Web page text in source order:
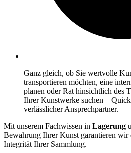
Ganz gleich, ob Sie wertvolle
transportieren möchten, eine
planen oder Rat hinsichtlich des
Ihrer Kunstwerke suchen –
verlässlicher Ansprechpartner.
Mit unserem Fachwissen in Lagerung
Bewahrung Ihrer Kunst garantieren wir
Integrität Ihrer Sammlung.